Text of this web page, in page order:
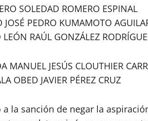
SOLEDAD ROMERO ESPINAL
JOSÉ PEDRO KUMAMOTO
RAÚL GONZÁLEZ
MANUEL JESÚS CLOUTHIER
OBED JAVIER PÉREZ CRUZ
a la sanción de negar la